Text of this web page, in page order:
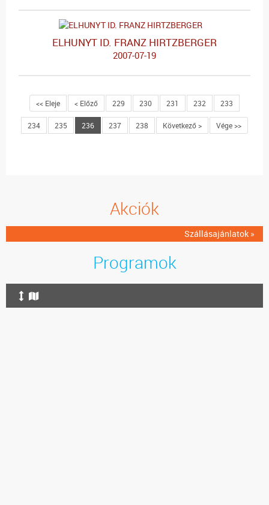
ELHUNYT ID. FRANZ HIRTZBERGER
2007-07-19
<< Eleje < Előző 229 230 231 232 233
234 235 236 237 238 Következő > Vége >>
Akciók
Szállásajánlatok »
Programok